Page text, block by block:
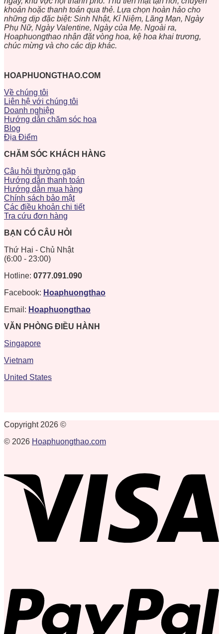
khoản hoặc thanh toán qua thẻ. Lựa chọn hoàn hảo cho
những dịp đặc biệt: Sinh Nhật, Kỉ Niệm, Lãng Mạn, Ngày
Phụ Nữ, Ngày Valentine, Ngày của Mẹ. Ngoài ra,
Hoaphuongthao nhận đặt vòng hoa, kệ hoa khai trương,
chúc mừng và cho các dịp khác.
HOAPHUONGTHAO.COM
Về chúng tôi
Liên hệ với chúng tôi
Doanh nghiệp
Hướng dẫn chăm sóc hoa
Blog
Địa Điểm
CHĂM SÓC KHÁCH HÀNG
Câu hỏi thường gặp
Hướng dẫn thanh toán
Hướng dẫn mua hàng
Chính sách bảo mật
Các điều khoản chi tiết
Tra cứu đơn hàng
BẠN CÓ CÂU HỎI
Thứ Hai - Chủ Nhật
(6:00 - 23:00)
Hotline: 0777.091.090
Facebook: Hoaphuongthao
Email: Hoaphuongthao
VĂN PHÒNG ĐIỀU HÀNH
Singapore
Vietnam
United States
Copyright 2026 ©
© 2026 Hoaphuongthao.com